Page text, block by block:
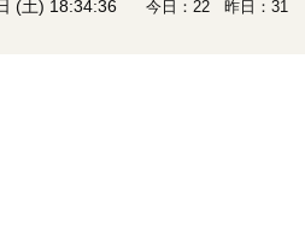
(土) 18:34:36
今日：22 昨日：31